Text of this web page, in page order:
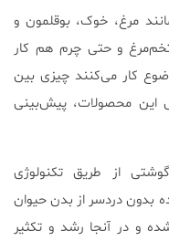
مرغ، خوک، بوقلمون و
و حتی چرم هم کار
کار می‌کنند چیزی بین
این محصولات، پیش‌بینی
از طریق تکنولوژی
دردسر از بدن حیوان
و در آنجا رشد و تکثیر